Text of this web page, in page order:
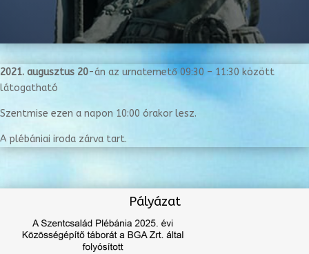
2021. augusztus 20-án az urnatemető 09:30 – 11:30 között
látogatható
Szentmise ezen a napon 10:00 órakor lesz.
A plébániai iroda zárva tart.
Pályázat